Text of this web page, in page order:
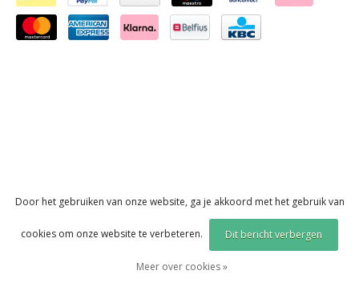
Door het gebruiken van onze website, ga je akkoord met het gebruik van
cookies om onze website te verbeteren. Dit bericht verbergen
Meer over cookies »